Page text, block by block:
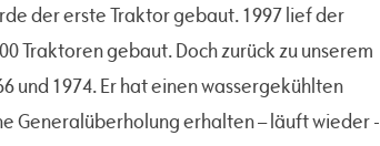
der erste Traktor gebaut. 1997 lief der
Traktoren gebaut. Doch zurück zu unserem
und 1974. Er hat einen wassergekühlten
Generalüberholung erhalten – läuft wieder -